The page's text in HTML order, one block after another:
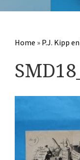
Home » P.J. Kipp